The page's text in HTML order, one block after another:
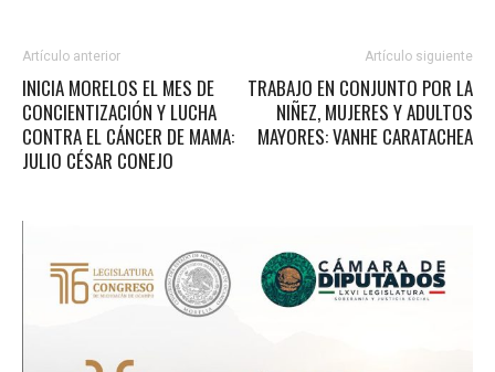
Artículo anterior
INICIA MORELOS EL MES DE
CONCIENTIZACIÓN Y LUCHA
CONTRA EL CÁNCER DE MAMA:
JULIO CÉSAR CONEJO
Artículo siguiente
TRABAJO EN CONJUNTO POR LA
NIÑEZ, MUJERES Y ADULTOS
MAYORES: VANHE CARATACHEA